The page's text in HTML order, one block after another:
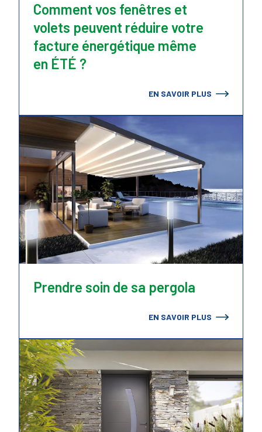
Comment vos fenêtres et
volets peuvent réduire votre
facture énergétique même
en ÉTÉ ?
EN SAVOIR PLUS
Prendre soin de sa pergola
EN SAVOIR PLUS